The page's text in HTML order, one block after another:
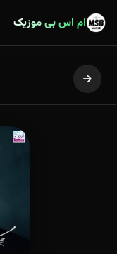
ام اس بی موزیک